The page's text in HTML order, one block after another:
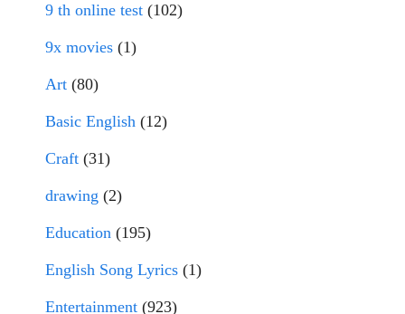
9 th online test (102)
9x movies (1)
Art (80)
Basic English (12)
Craft (31)
drawing (2)
Education (195)
English Song Lyrics (1)
Entertainment (923)